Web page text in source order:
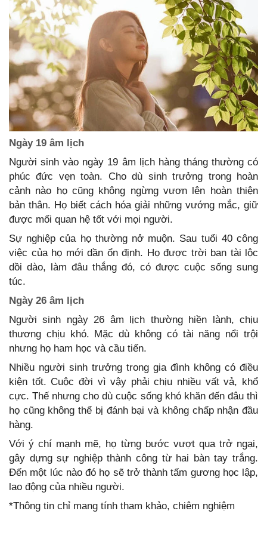
Ngày 19 âm lịch
Người sinh vào ngày 19 âm lịch hàng tháng thường có
phúc đức vẹn toàn. Cho dù sinh trưởng trong hoàn
cảnh nào họ cũng không ngừng vươn lên hoàn thiện
bản thân. Họ biết cách hóa giải những vướng mắc, giữ
được mối quan hệ tốt với mọi người.
Sự nghiệp của họ thường nở muộn. Sau tuổi 40 công
việc của họ mới dần ổn định. Họ được trời ban tài lộc
dồi dào, làm đâu thắng đó, có được cuộc sống sung
túc.
Ngày 26 âm lịch
Người sinh ngày 26 âm lịch thường hiền lành, chịu
thương chịu khó. Mặc dù không có tài năng nổi trội
nhưng họ ham học và cầu tiến.
Nhiều người sinh trưởng trong gia đình không có điều
kiện tốt. Cuộc đời vì vậy phải chịu nhiều vất vả, khổ
cực. Thế nhưng cho dù cuộc sống khó khăn đến đâu thì
họ cũng không thể bị đánh bại và không chấp nhận đầu
hàng.
Với ý chí mạnh mẽ, họ từng bước vượt qua trở ngại,
gây dựng sự nghiệp thành công từ hai bàn tay trắng.
Đến một lúc nào đó họ sẽ trở thành tấm gương học lập,
lao động của nhiều người.
*Thông tin chỉ mang tính tham khảo, chiêm nghiệm